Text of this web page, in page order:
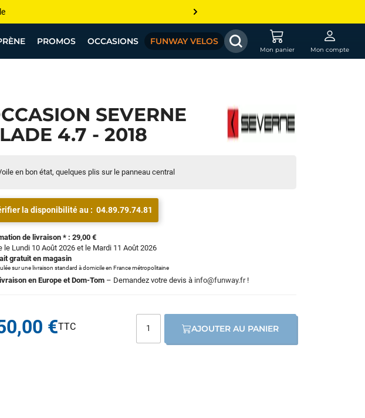
wingfoil, etc...
? On s’aligne !
PROMOS OCCASIONS FUNWAY VELOS
Mon panier Mon compte
SEVERNE
4.7 - 2018
en bon état, quelques plis sur le panneau central
la disponibilité au : 04.89.79.74.81
de livraison * : 29,00 €
le Lundi 10 Août 2026 et le Mardi 11 Août 2026
gratuit en magasin
sur une livraison standard à domicile en France métropolitaine
en Europe et Dom-Tom – Demandez votre devis à info@funway.fr!
€ AJOUTER AU PANIER